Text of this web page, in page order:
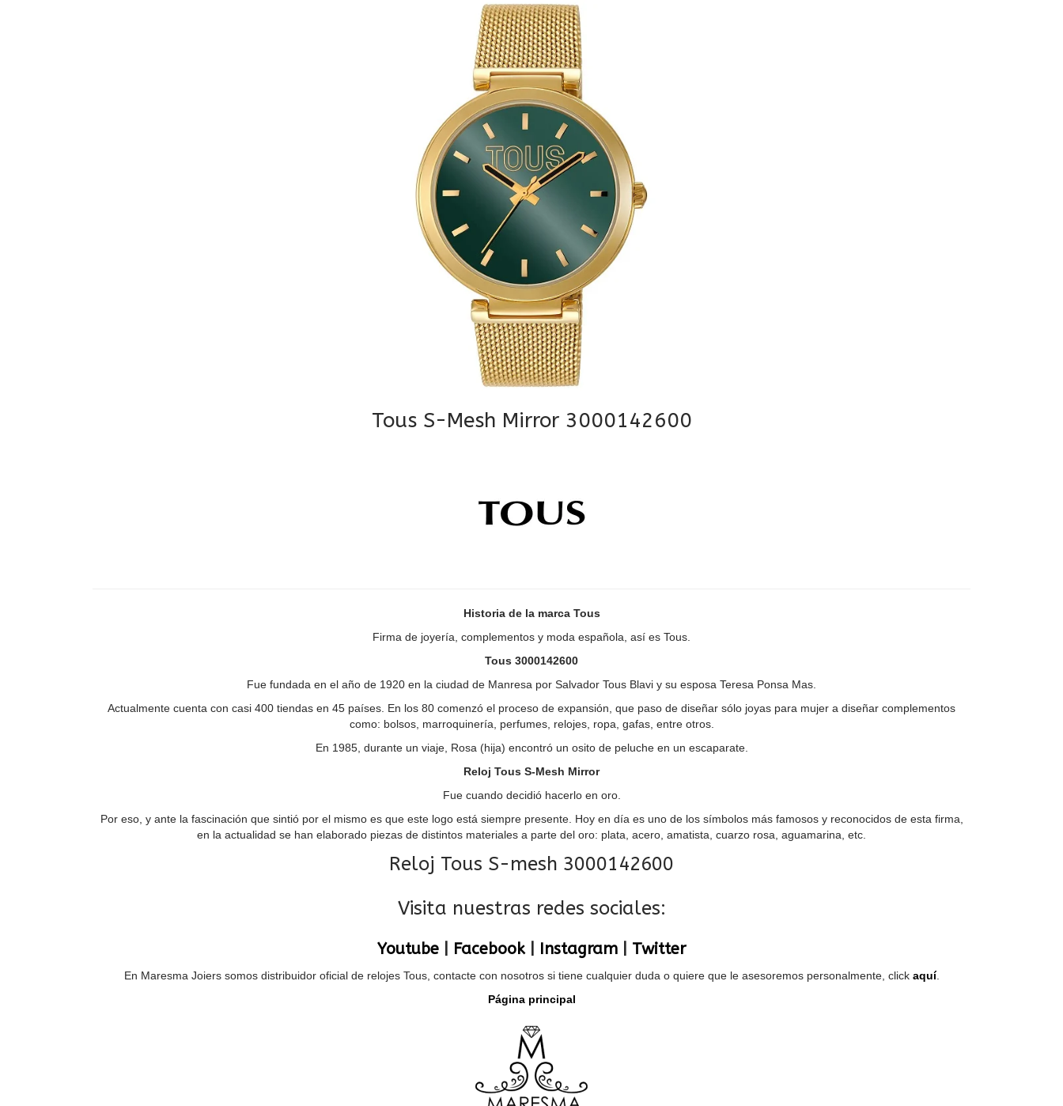
Tous S-Mesh Mirror 3000142600
Historia de la marca Tous
Firma de joyería, complementos y moda española, así es Tous.
Tous 3000142600
Fue fundada en el año de 1920 en la ciudad de Manresa por Salvador Tous Blavi y su esposa Teresa Ponsa Mas.​
Actualmente cuenta con casi 400 tiendas en 45 países. En los 80 comenzó el proceso de expansión, que paso de diseñar sólo joyas para mujer a diseñar complementos
como: bolsos, marroquinería, perfumes, relojes, ropa, gafas, entre otros.
En 1985, durante un viaje, Rosa (hija) encontró un osito de peluche en un escaparate.
Reloj Tous S-Mesh Mirror
Fue cuando decidió hacerlo en oro.
Por eso, y ante la fascinación que sintió por el mismo es que este logo está siempre presente. Hoy en día es uno de los símbolos más famosos y reconocidos de esta firma,
en la actualidad se han elaborado piezas de distintos materiales a parte del oro: plata, acero, amatista, cuarzo rosa, aguamarina, etc.
Reloj Tous S-mesh 3000142600
Visita nuestras redes sociales:
Youtube Facebook| Instagram Twitter
En Maresma Joiers somos distribuidor oficial de relojes Tous, contacte con nosotros si tiene cualquier duda o quiere que le asesoremos personalmente, click aquí.
Página principal